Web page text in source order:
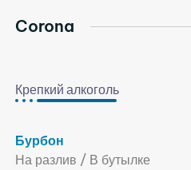
Corona
Крепкий алкоголь
Бурбон
На разлив / В бутылке